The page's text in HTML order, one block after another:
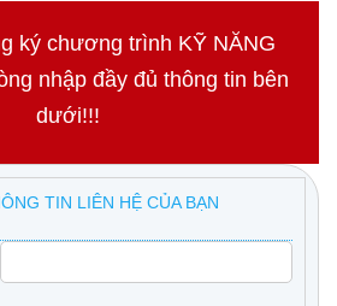
ký chương trình KỸ NĂNG
nhập đầy đủ thông tin bên
dưới!!!
TIN LIÊN HỆ CỦA BẠN